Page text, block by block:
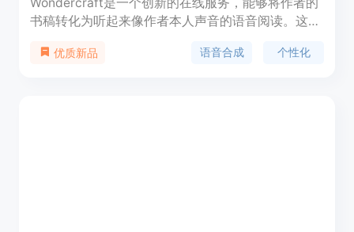
书稿转化为听起来像作者本人声音的语音阅读。这项
辑混音的时间和金钱，而且提供了一个高效、经济的
优质新品 语音合成 个性化